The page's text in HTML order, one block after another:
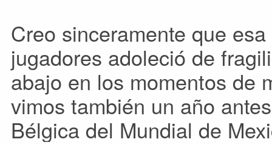
Creo sinceramente que
jugadores adoleció de
abajo en los momentos de
vimos también un año
Bélgica del Mundial de